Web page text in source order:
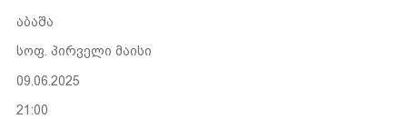
აბაშა
სოფ. პირველი მაისი
09.06.2025
21:00